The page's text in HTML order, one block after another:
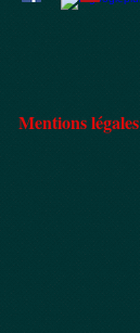
Mentions légales